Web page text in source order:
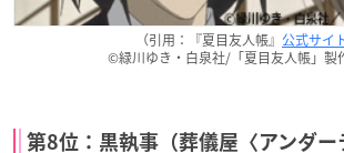
（引用：『夏目友人帳』 公式サイ
©緑川ゆき・白泉社/「夏目友人帳」製
第8位：黒執事（葬儀屋〈アンダー